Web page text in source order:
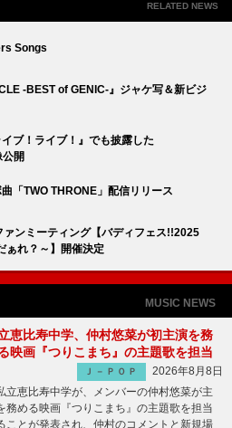
RELATED NEWS
Songs
-BEST of GENIC-』ジャケ写＆新ビジ
ブ！ライブ！』でも披露した
公開
「TWO THRONE」配信リリース
ンミーティング【バディフェス!!2025
ぁれ？～】開催決定
MUSIC NEWS
恵比寿中学、仲村悠菜が初主演を務
映画『つりこまち』の主題歌を担当
Ｊ－ＰＯＰ
2026年8月8日
立恵比寿中学が、メンバーの仲村悠菜が主
務める映画『つりこまち』の主題歌を担当
ことが発表され、仲村のコメントと新規場